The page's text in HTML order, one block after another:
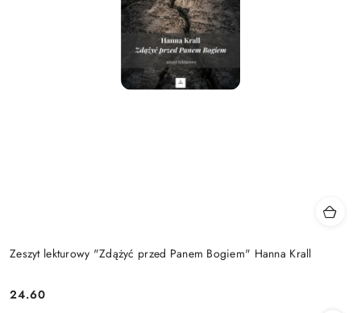
Zeszyt lekturowy "Zdążyć przed Panem Bogiem" Hanna Krall
Cena:
24.60